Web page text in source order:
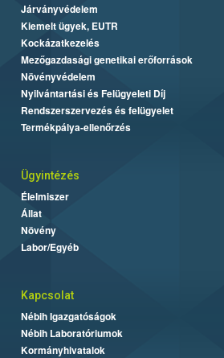
Járványvédelem
Kiemelt ügyek, EUTR
Kockázatkezelés
Mezőgazdasági genetikai erőforrások
Növényvédelem
Nyilvántartási és Felügyeleti Díj
Rendszerszervezés és felügyelet
Termékpálya-ellenőrzés
Ügyintézés
Élelmiszer
Állat
Növény
Labor/Egyéb
Kapcsolat
Nébih Igazgatóságok
Nébih Laboratóriumok
Kormányhivatalok